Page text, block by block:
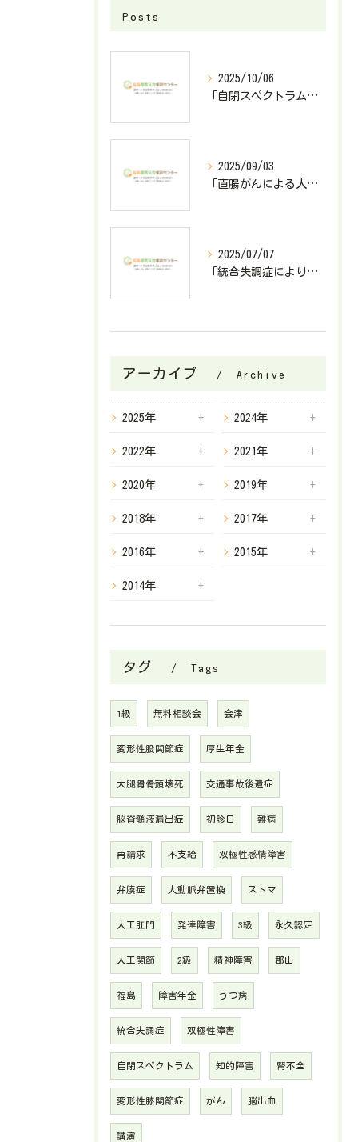
Posts
2025/10/06
「自閉スペクトラム症で障害基礎年金2級が決定したケース」
2025/09/03
「直腸がんによる人工肛門造設で障害厚生年金3級が決定したケース」
2025/07/07
「統合失調症により障害基礎年金2級が決定したケース」
アーカイブ Archive
2025年 2024年
2022年 2021年
2020年 2019年
2018年 2017年
2016年 2015年
2014年
タグ Tags
1級 無料相談会 会津
変形性股関節症 厚生年金
大腿骨骨頭壊死 交通事故後遺症
脳脊髄液漏出症 初診日 難病
再請求 不支給 双極性感情障害
弁膜症 大動脈弁置換 ストマ
人工肛門 発達障害 3級 永久認定
人工関節 2級 精神障害 郡山
福島 障害年金 うつ病
統合失調症 双極性障害
自閉スペクトラム 知的障害 腎不全
変形性膝関節症 がん 脳出血
講演